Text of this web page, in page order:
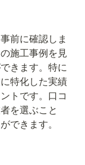
前に確認しま
施工事例を見
きます。特に
特化した実績
トです。口コ
を選ぶこと
できます。